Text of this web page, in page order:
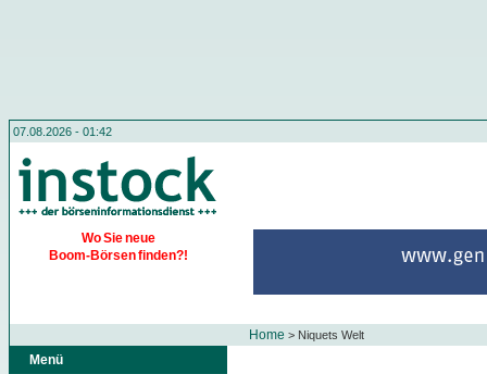
07.08.2026 - 01:42
Wo Sie neue
Boom-Börsen finden?!
Home > Niquets Welt
Menü